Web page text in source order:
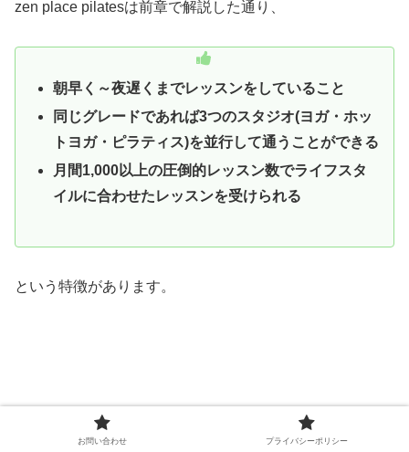
zen place pilatesは前章で解説した通り、
朝早く～夜遅くまでレッスンをしていること
同じグレードであれば3つのスタジオ(ヨガ・ホッ
トヨガ・ピラティス)を並行して通うことができる
月間1,000以上の圧倒的レッスン数でライフスタ
イルに合わせたレッスンを受けられる
という特徴があります。
お問い合わせ プライバシーポリシー